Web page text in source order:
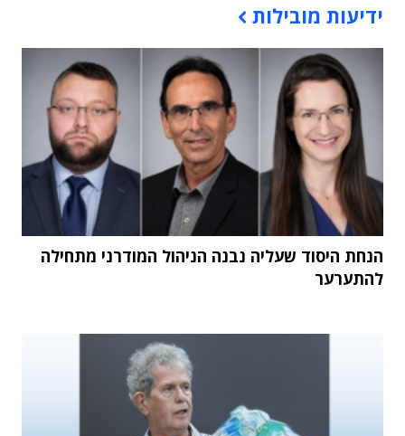
ידיעות מובילות
הנחת היסוד שעליה נבנה הניהול המודרני מתחילה
להתערער